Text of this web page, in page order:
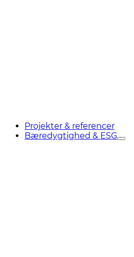
Projekter & referencer
Bæredygtighed & ESG